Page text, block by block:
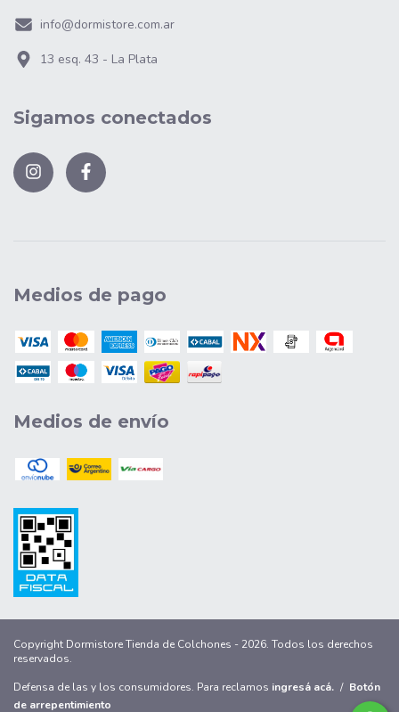
info@dormistore.com.ar
13 esq. 43 - La Plata
Sigamos conectados
Medios de pago
Medios de envío
Copyright Dormistore Tienda de Colchones - 2026. Todos los derechos
reservados.
Defensa de las y los consumidores. Para reclamos ingresá acá. / Botón
de arrepentimiento